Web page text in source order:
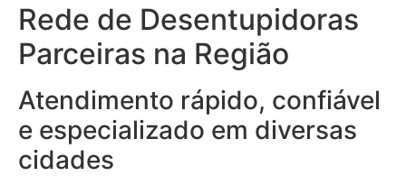
Rede de Desentupidoras
Parceiras na Região
Atendimento rápido, confiável
e especializado em diversas
cidades